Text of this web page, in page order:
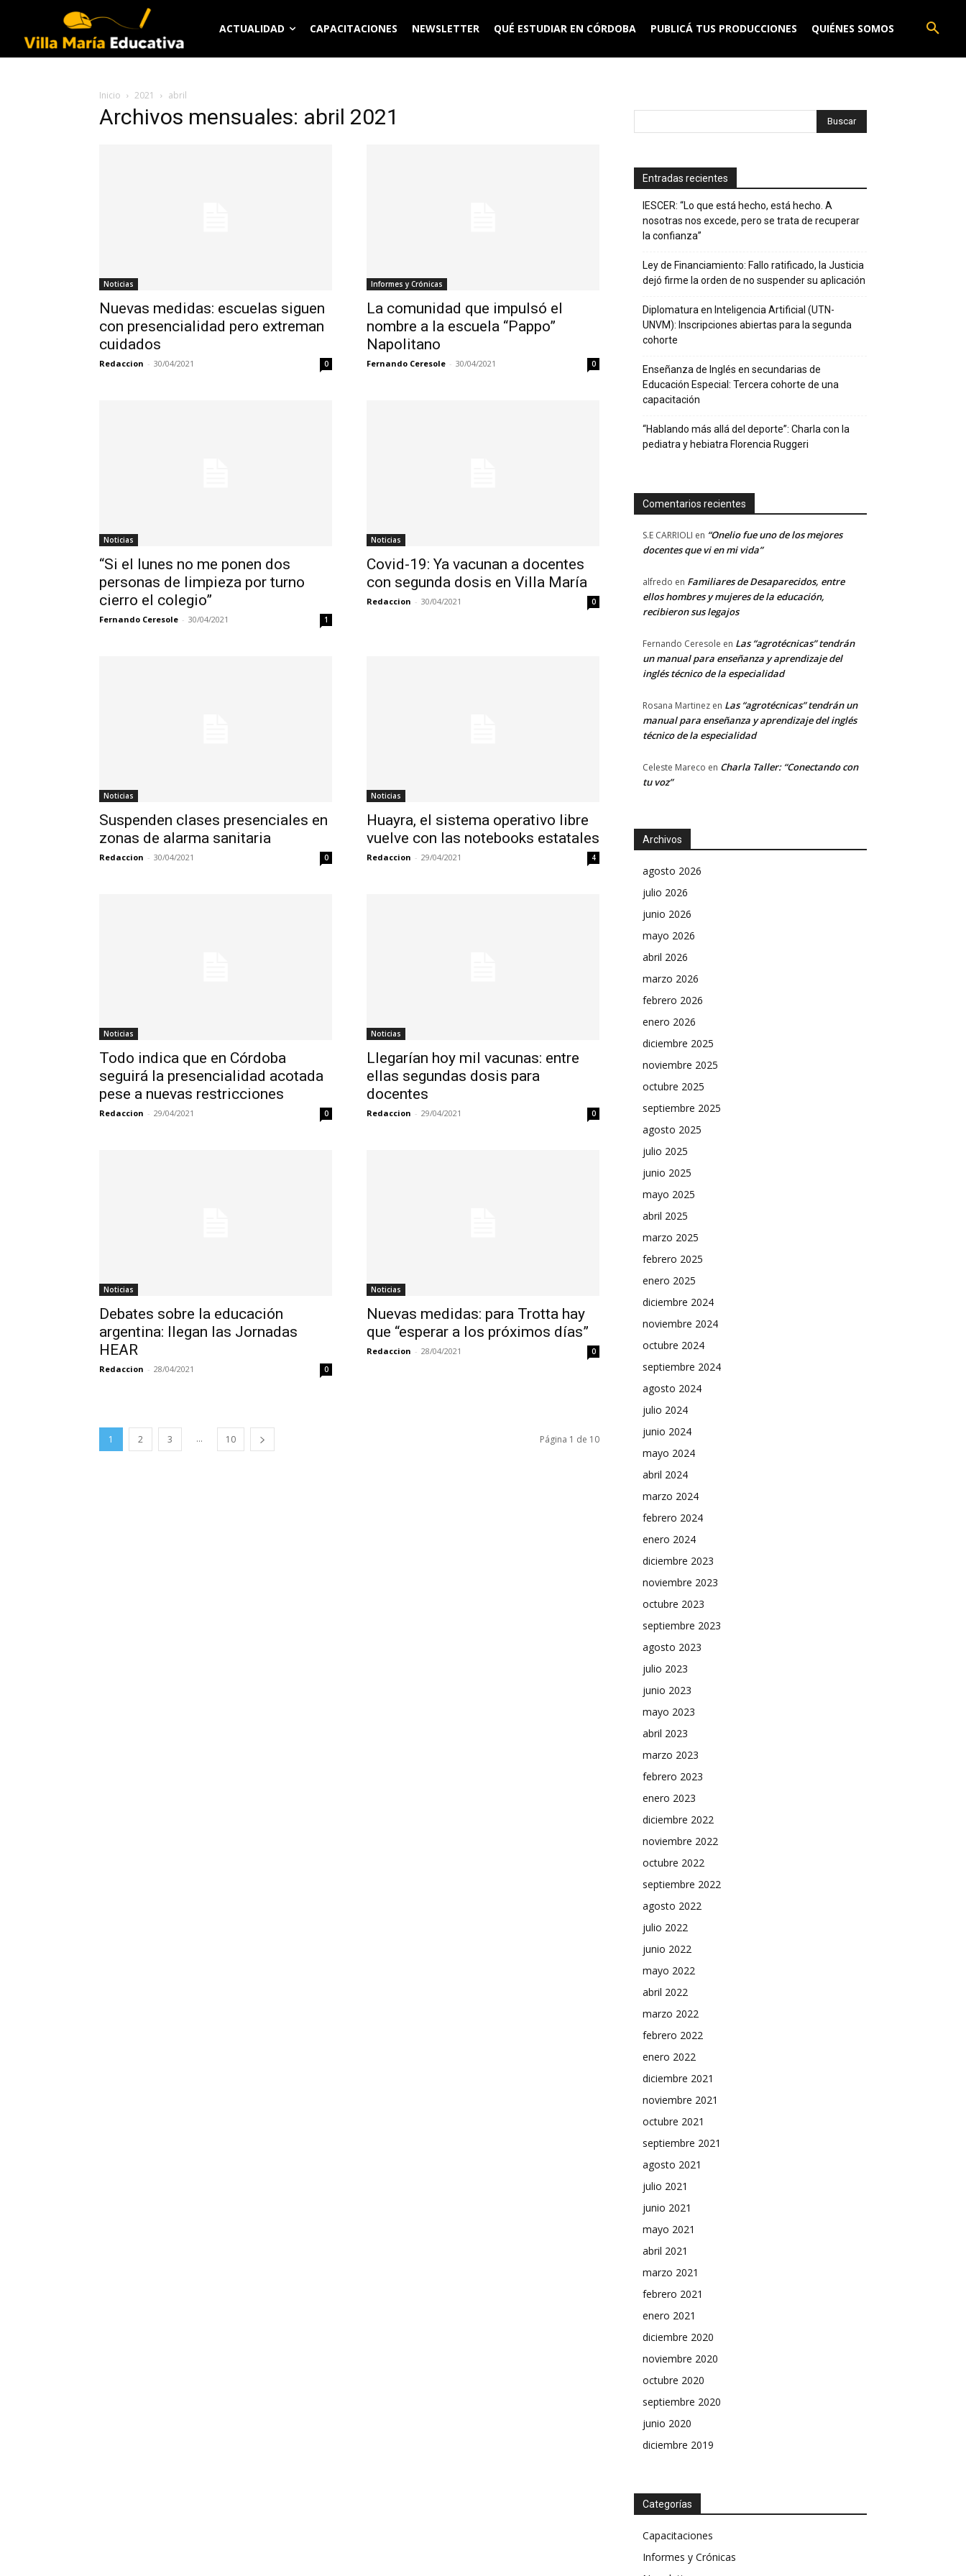
ACTUALIDAD CAPACITACIONES NEWSLETTER QUÉ ESTUDIAR EN CÓRDOBA PUBLICÁ TUS PRODUCCIONES QUIÉNES SOMOS
Inicio 2021 abril
Archivos mensuales: abril 2021
Noticias
Nuevas medidas: escuelas siguen
con presencialidad pero extreman
cuidados
Redaccion - 30/04/2021 0
Informes y Crónicas
La comunidad que impulsó el
nombre a la escuela “Pappo”
Napolitano
Fernando Ceresole - 30/04/2021 0
Noticias
“Si el lunes no me ponen dos
personas de limpieza por turno
cierro el colegio”
Fernando Ceresole - 30/04/2021 1
Noticias
Covid-19: Ya vacunan a docentes
con segunda dosis en Villa María
Redaccion - 30/04/2021 0
Noticias
Suspenden clases presenciales en
zonas de alarma sanitaria
Redaccion - 30/04/2021 0
Noticias
Huayra, el sistema operativo libre
vuelve con las notebooks estatales
Redaccion - 29/04/2021 4
Noticias
Todo indica que en Córdoba
seguirá la presencialidad acotada
pese a nuevas restricciones
Redaccion - 29/04/2021 0
Noticias
Llegarían hoy mil vacunas: entre
ellas segundas dosis para
docentes
Redaccion - 29/04/2021 0
Noticias
Debates sobre la educación
argentina: llegan las Jornadas
HEAR
Redaccion - 28/04/2021 0
Noticias
Nuevas medidas: para Trotta hay
que “esperar a los próximos días”
Redaccion - 28/04/2021 0
1 2 3 ... 10 Página 1 de 10
Entradas recientes
IESCER: “Lo que está hecho, está hecho. A
nosotras nos excede, pero se trata de recuperar
la confianza”
Ley de Financiamiento: Fallo ratificado, la Justicia
dejó firme la orden de no suspender su aplicación
Diplomatura en Inteligencia Artificial (UTN-
UNVM): Inscripciones abiertas para la segunda
cohorte
Enseñanza de Inglés en secundarias de
Educación Especial: Tercera cohorte de una
capacitación
“Hablando más allá del deporte”: Charla con la
pediatra y hebiatra Florencia Ruggeri
Comentarios recientes
S.E CARRIOLI en “Onelio fue uno de los mejores
docentes que vi en mi vida”
alfredo en Familiares de Desaparecidos, entre
ellos hombres y mujeres de la educación,
recibieron sus legajos
Fernando Ceresole en Las “agrotécnicas” tendrán
un manual para enseñanza y aprendizaje del
inglés técnico de la especialidad
Rosana Martinez en Las “agrotécnicas” tendrán un
manual para enseñanza y aprendizaje del inglés
técnico de la especialidad
Celeste Mareco en Charla Taller: “Conectando con
tu voz”
Archivos
agosto 2026
julio 2026
junio 2026
mayo 2026
abril 2026
marzo 2026
febrero 2026
enero 2026
diciembre 2025
noviembre 2025
octubre 2025
septiembre 2025
agosto 2025
julio 2025
junio 2025
mayo 2025
abril 2025
marzo 2025
febrero 2025
enero 2025
diciembre 2024
noviembre 2024
octubre 2024
septiembre 2024
agosto 2024
julio 2024
junio 2024
mayo 2024
abril 2024
marzo 2024
febrero 2024
enero 2024
diciembre 2023
noviembre 2023
octubre 2023
septiembre 2023
agosto 2023
julio 2023
junio 2023
mayo 2023
abril 2023
marzo 2023
febrero 2023
enero 2023
diciembre 2022
noviembre 2022
octubre 2022
septiembre 2022
agosto 2022
julio 2022
junio 2022
mayo 2022
abril 2022
marzo 2022
febrero 2022
enero 2022
diciembre 2021
noviembre 2021
octubre 2021
septiembre 2021
agosto 2021
julio 2021
junio 2021
mayo 2021
abril 2021
marzo 2021
febrero 2021
enero 2021
diciembre 2020
noviembre 2020
octubre 2020
septiembre 2020
junio 2020
diciembre 2019
Categorías
Capacitaciones
Informes y Crónicas